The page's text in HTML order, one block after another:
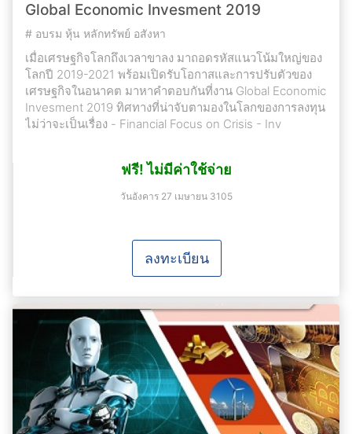
Global Economic Invesment 2019
# อบรม หุ้น หลักทรัพย์ อสังหา
เมื่อเศรษฐกิจโลกถึงเวลาขาลง มาถอดรหัสแนวโน้มใหญ่ของ
โลกปี 2019-2021 พร้อมเปิดรับโอกาสและการปรับตัวของ
เศรษฐกิจในอนาคต มาหาคำตอบกันที่งาน Global Economic
Invesment 2019 ทิศทางที่น่าจับตามองในโลกของการลงทุน
ไม่ว่าจะเป็นเรื่อง - Financial Focus on Crisis - Inv
ฟรี! ไม่มีค่าใช้จ่าย
วันอังคาร 27 เมษายน 3105
ลงทะเบียน